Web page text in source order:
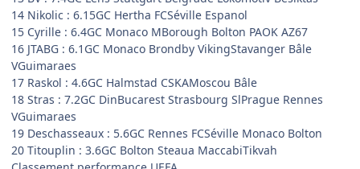
14 Nikolic : 6.15GC Hertha FCSéville Espanol
15 Cyrille : 6.4GC Monaco MBorough Bolton PAOK AZ67
16 JTABG : 6.1GC Monaco Brondby VikingStavanger Bâle
VGuimaraes
17 Raskol : 4.6GC Halmstad CSKAMoscou Bâle
18 Stras : 7.2GC DinBucarest Strasbourg SlPrague Rennes
VGuimaraes
19 Deschasseaux : 5.6GC Rennes FCSéville Monaco Bolton
20 Titouplin : 3.6GC Bolton Steaua MaccabiTikvah